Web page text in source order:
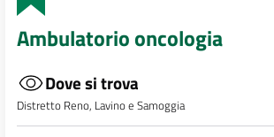
Ambulatorio oncologia
Dove si trova
Distretto Reno, Lavino e Samoggia